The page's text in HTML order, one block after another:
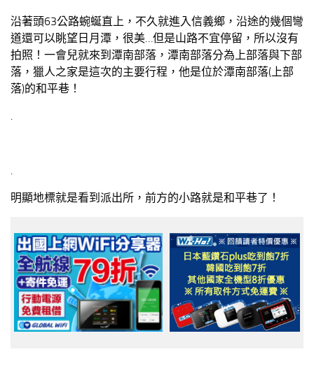
沿著頭63公路蜿蜒直上，不久就進入信義鄉，沿途的幾個彎
道還可以眺望日月潭，很美…但是山路不宜停留，所以沒有
拍照！一會兒就來到潭南部落，潭南部落分為上部落與下部
落，獵人之家是這次的主要行程，他是位於潭南部落(上部
落)的和平巷！
.
.
明顯地標就是看到派出所，前方的小路就是和平巷了！